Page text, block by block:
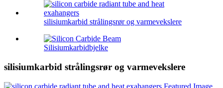
silisiumkarbid strålingsrør og varmevekslere
Silisiumkarbidbjelke
silisiumkarbid strålingsrør og varmevekslere